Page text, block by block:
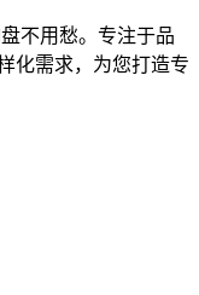
不用愁。专注于品
化需求，为您打造专